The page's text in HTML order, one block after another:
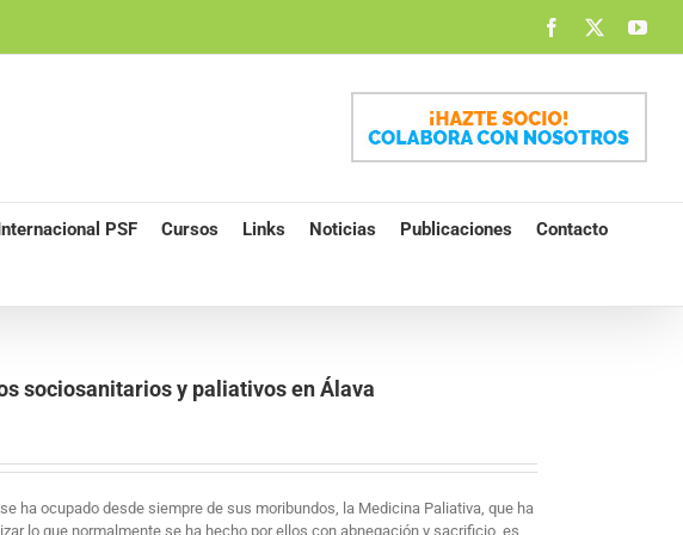
Facebook
PSF Cursos Links Noticias Publicaciones Contacto
sociosanitarios y paliativos en Álava
ha ocupado desde siempre de sus moribundos, la Medicina Paliativa, que ha
lo que normalmente se ha hecho por ellos con abnegación y sacrificio, es